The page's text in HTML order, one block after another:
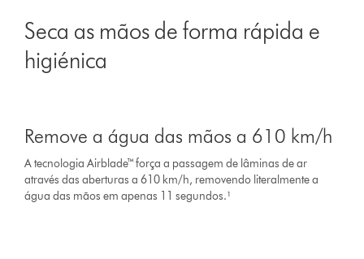
TranscriptSeca as mãos de forma rápida e
higiénica
Remove a água das mãos a 610 km/h
A tecnologia Airblade™ força a passagem de lâminas de ar
através das aberturas a 610 km/h, removendo literalmente a
água das mãos em apenas 11 segundos.¹